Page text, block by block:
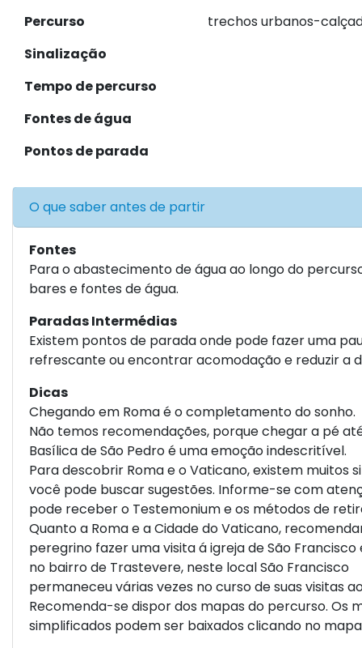
Percurso
trechos urbanos-
Sinalização
Tempo de percurso
Fontes de água
Pontos de parada
O que saber antes de partir
Fontes
Para o abastecimento de água ao longo do
bares e fontes de água.
Paradas Intermédias
Existem pontos de parada onde pode fazer uma
refrescante ou encontrar acomodação e reduzir a
Dicas
Chegando em Roma é o completamento do sonho.
Não temos recomendações, porque chegar a pé
Basílica de São Pedro é uma emoção indescritível.
Para descobrir Roma e o Vaticano, existem muitos
você pode buscar sugestões. Informe-se com
pode receber o Testemonium e os métodos de
Quanto a Roma e a Cidade do Vaticano,
peregrino fazer uma visita á igreja de São Francisco
no bairro de Trastevere, neste local São Francisco
permaneceu várias vezes no curso de suas visitas
Recomenda-se dispor dos mapas do percurso. Os
simplificados podem ser baixados clicando no